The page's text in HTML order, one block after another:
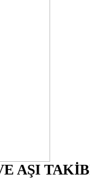
AŞI